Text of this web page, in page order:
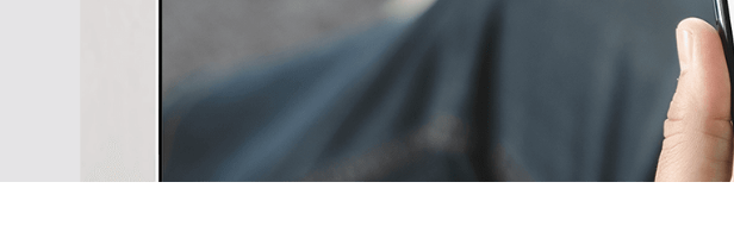
Work with attitude and live in freedom.
Modern AM242 Series always spark your productivity.